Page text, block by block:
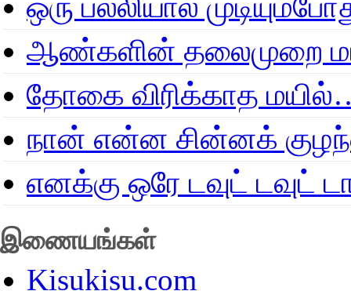
ஆண்களின் தலைமுறை
தோகை விரிக்காத
நான் என்ன சின்னக்
எனக்கு ஒரே டவுட் டவுட்
இணையங்கள்
Kisukisu.com